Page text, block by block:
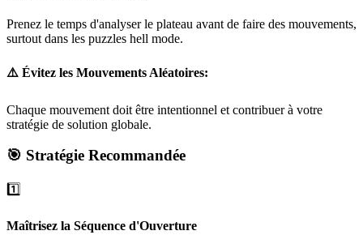
Prenez le temps d'analyser le plateau avant de faire des mouvements,
surtout dans les puzzles hell mode.
⚠️ Évitez les Mouvements Aléatoires:
Chaque mouvement doit être intentionnel et contribuer à votre
stratégie de solution globale.
🎯 Stratégie Recommandée
1️⃣
Maîtrisez la Séquence d'Ouverture